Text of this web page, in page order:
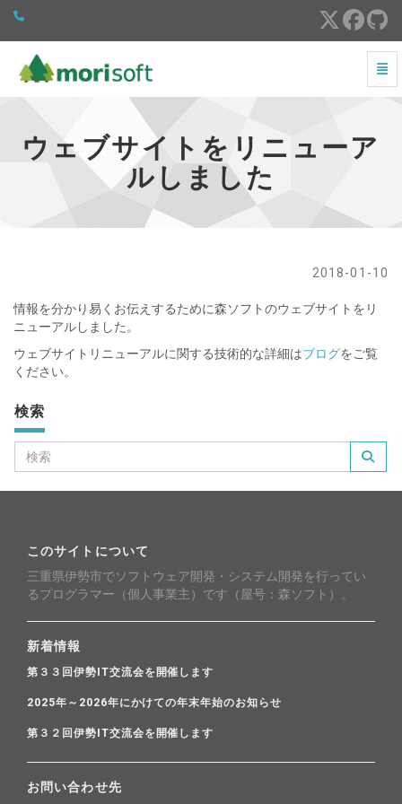
ウェブサイトをリニューアルしました - ホームへ戻る
ナ
ウェブサイトをリニューア
ルしました
2018-01-10
情報を分かり易くお伝えするために森ソフトのウェブサイトをリ
ニューアルしました。
ウェブサイトリニューアルに関する技術的な詳細はブログをご覧
ください。
検索
このサイトについて
三重県伊勢市でソフトウェア開発・システム開発を行ってい
るプログラマー（個人事業主）です（屋号：森ソフト）。
新着情報
第３３回伊勢IT交流会を開催します
2025年～2026年にかけての年末年始のお知らせ
第３２回伊勢IT交流会を開催します
お問い合わせ先